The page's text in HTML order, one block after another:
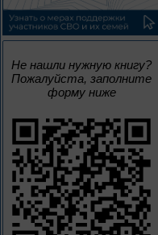
Не нашли нужную книгу?
Пожалуйста, заполните
форму ниже